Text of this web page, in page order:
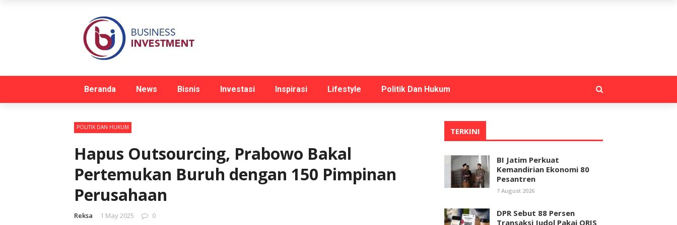
Beranda News Bisnis Investasi Inspirasi Lifestyle Politik Dan Hukum
POLITIK DAN HUKUM
Hapus Outsourcing, Prabowo Bakal
Pertemukan Buruh dengan 150 Pimpinan
Perusahaan
Reksa 1 May 2025 0
TERKINI
BI Jatim Perkuat
Kemandirian Ekonomi 80
Pesantren
7 August 2026
DPR Sebut 88 Persen
Transaksi Judol Pakai QRIS